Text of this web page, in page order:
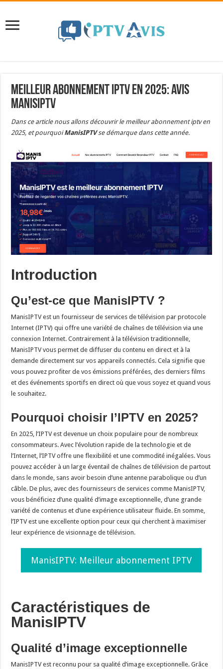
Meilleur abonnement IPTV en 2025: Avis
ManisIPTV
Dans ce article nous allons découvrir le meilleur abonnement iptv en
2025, et pourquoiManisIPTVse démarque dans cette année.
Introduction
Qu’est-ce que ManisIPTV ?
ManisIPTV est un fournisseur de services de télévision par protocole
Internet (IPTV) qui offre une variété de chaînes de télévision via une
connexion Internet. Contrairement à la télévision traditionnelle,
ManisIPTV vous permet de diffuser du contenu en direct et à la
demande directement sur vos appareils connectés. Cela signifie que
vous pouvez profiter de vos émissions préférées, des derniers films
et des événements sportifs en direct où que vous soyez et quand vous
le souhaitez.
Pourquoi choisir l’IPTV en 2025?
En 2025, l’IPTV est devenue un choix populaire pour de nombreux
consommateurs. Avec l’évolution rapide de la technologie et de
l’Internet, l’IPTV offre une flexibilité et une commodité inégalées. Vous
pouvez accéder à un large éventail de chaînes de télévision de partout
dans le monde, sans avoir besoin d’une antenne parabolique ou d’un
câble. De plus, avec des fournisseurs de services comme ManisIPTV,
vous bénéficiez d’une qualité d’image exceptionnelle, d’une grande
variété de contenus et d’une expérience utilisateur fluide. En somme,
l’IPTV est une excellente option pour ceux qui cherchent à maximiser
leur expérience de visionnage de télévision.
ManisIPTV: Meilleur abonnement IPTV
Caractéristiques de
ManisIPTV
Qualité d’image exceptionnelle
ManisIPTV est reconnu pour sa qualité d’image exceptionnelle. Grâce